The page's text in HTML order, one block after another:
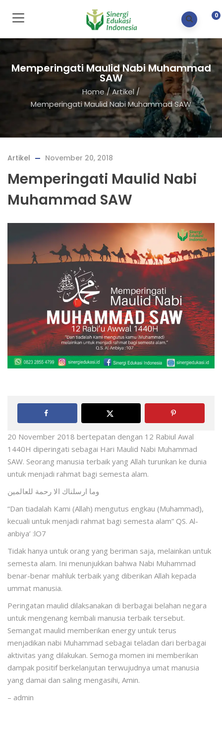
0
Memperingati Maulid Nabi Muhammad
SAW
Home/Artikel/
Memperingati Maulid Nabi Muhammad SAW
Artikel November 20, 2018
Memperingati Maulid Nabi
Muhammad SAW
20 November 2018 bertepatan dengan 12 Rabiul Awal
1440H diperingati sebagai Hari Maulid Nabi Muhammad
SAW. Seorang manusia terbaik yang Allah turunkan ke dunia
untuk menjadi rahmat bagi semesta alam.
وما ارسلناك الا رحمة للعالمين
“Dan tiadalah Kami (Allah) mengutus engkau (Muhammad),
kecuali untuk menjadi rahmat bagi semesta alam” QS. Al-
anbiya’ :lO7
Tidak hanya untuk orang yang beriman saja, melainkan untuk
semesta alam. Ini menunjukkan bahwa Nabi Muhammad
benar-benar mahluk terbaik yang diberikan Allah kepada
ummat manusia.
Peringatan maulid dilaksanakan di berbagai belahan negara
untuk mengenang kembali manusia terbaik tersebut.
Semangat maulid memberikan energy untuk terus
menjadikan nabi Muhammad sebagai teladan dari berbagai
aktivitas yang dilakukan. Semoga momen ini memberikan
dampak positif berkelanjutan terwujudnya umat manusia
yang damai dan saling mengasihi, Amin.
– admin